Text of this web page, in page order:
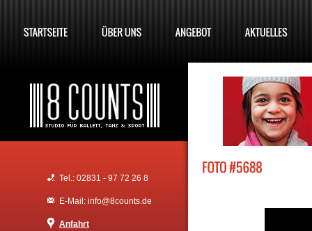
Tel.: 02831 - 97 72 26 8
E-Mail: info@8counts.de
Anfahrt